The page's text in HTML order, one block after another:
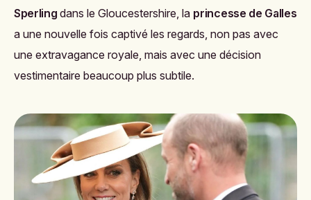
Sperling dans le Gloucestershire, la princesse de Galles
a une nouvelle fois captivé les regards, non pas avec
une extravagance royale, mais avec une décision
vestimentaire beaucoup plus subtile.